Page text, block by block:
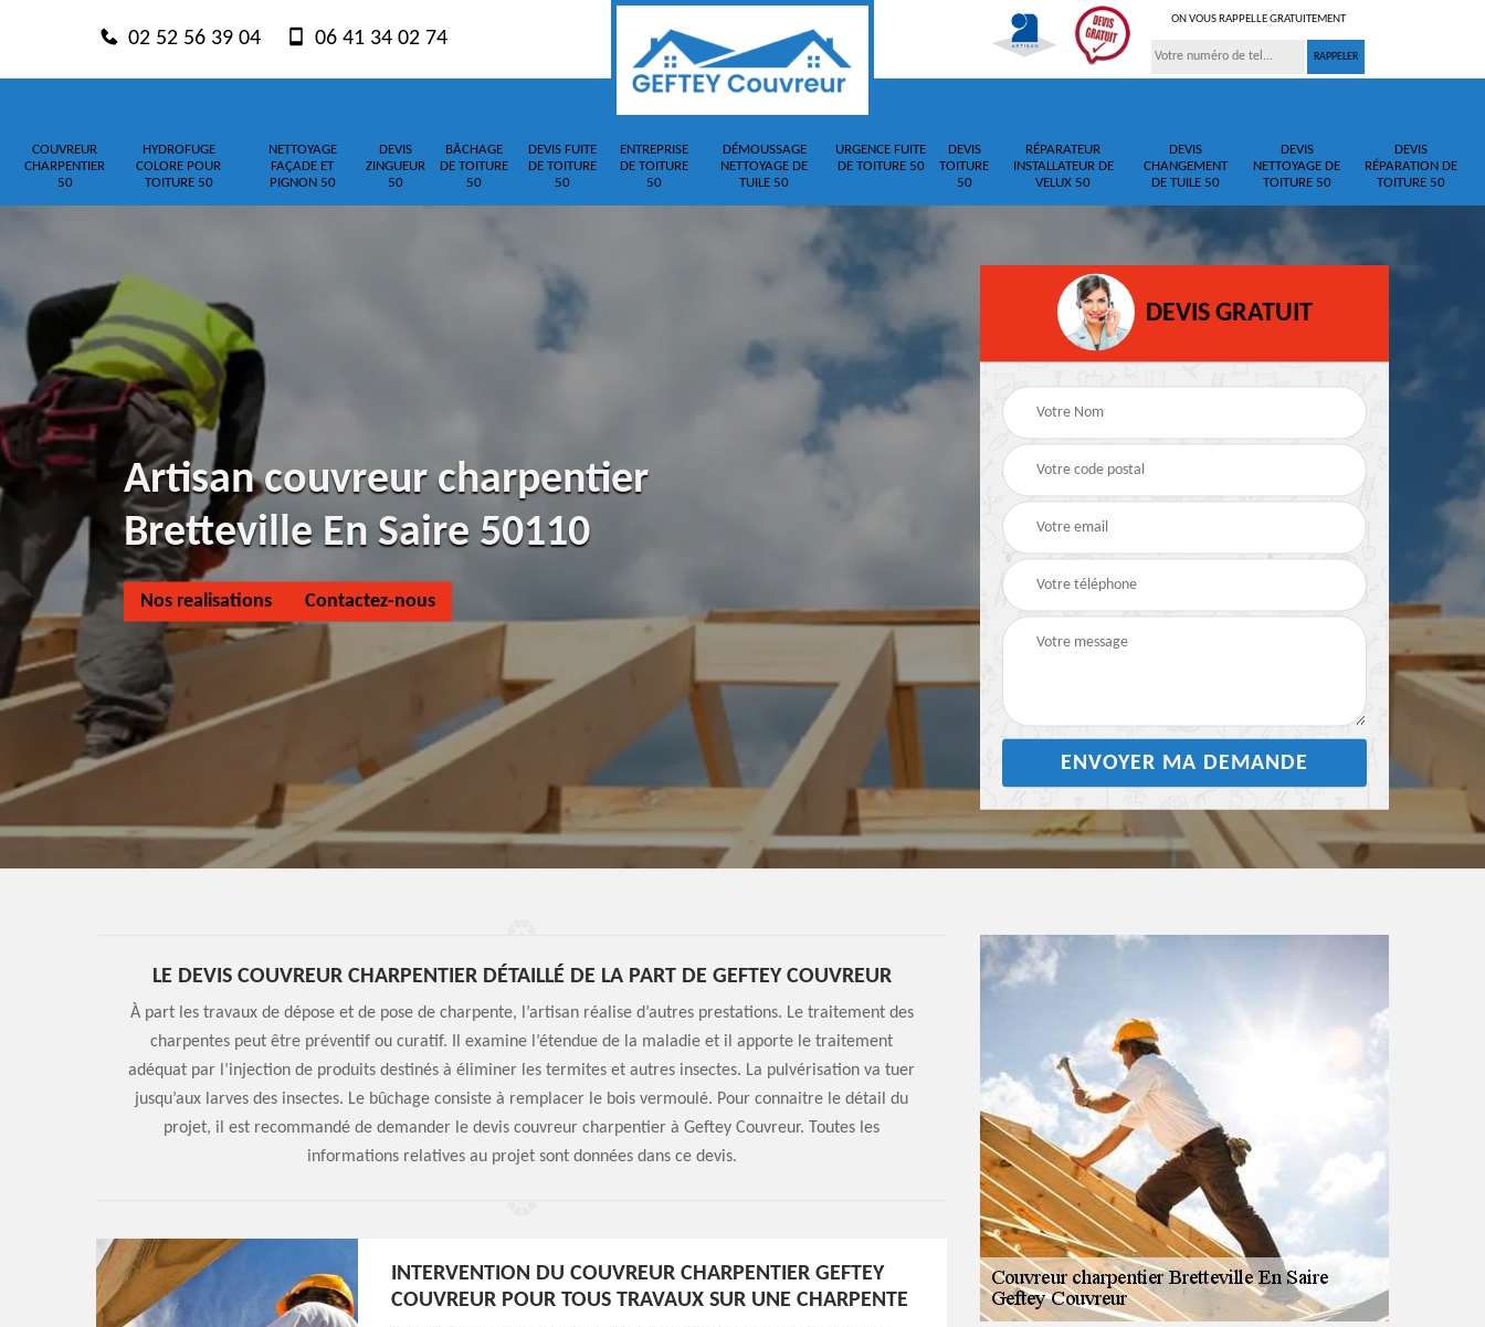
02 52 56 39 04 06 41 34 02 74
ON VOUS RAPPELLE GRATUITEMENT
COUVREUR
CHARPENTIER
50
HYDROFUGE
COLORE POUR
TOITURE 50
NETTOYAGE
FAÇADE ET
PIGNON 50
DEVIS
ZINGUEUR
50
BÂCHAGE
DE TOITURE
50
DEVIS FUITE
DE TOITURE
50
ENTREPRISE
DE TOITURE
50
DÉMOUSSAGE
NETTOYAGE DE
TUILE 50
URGENCE FUITE
DE TOITURE 50
DEVIS
TOITURE
50
RÉPARATEUR
INSTALLATEUR DE
VELUX 50
DEVIS
CHANGEMENT
DE TUILE 50
DEVIS
NETTOYAGE DE
TOITURE 50
DEVIS
RÉPARATION DE
TOITURE 50
Artisan couvreur charpentier
Bretteville En Saire 50110
Nos realisations Contactez-nous
DEVIS GRATUIT
LE DEVIS COUVREUR CHARPENTIER DÉTAILLÉ DE LA PART DE GEFTEY COUVREUR
À part les travaux de dépose et de pose de charpente, l’artisan réalise d’autres prestations. Le traitement des
charpentes peut être préventif ou curatif. Il examine l’étendue de la maladie et il apporte le traitement
adéquat par l’injection de produits destinés à éliminer les termites et autres insectes. La pulvérisation va tuer
jusqu’aux larves des insectes. Le bûchage consiste à remplacer le bois vermoulé. Pour connaitre le détail du
projet, il est recommandé de demander le devis couvreur charpentier à Geftey Couvreur. Toutes les
informations relatives au projet sont données dans ce devis.
INTERVENTION DU COUVREUR CHARPENTIER GEFTEY
COUVREUR POUR TOUS TRAVAUX SUR UNE CHARPENTE